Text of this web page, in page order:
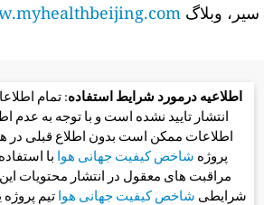
سیر، وبلاگ
اطلاعیه درمورد شرایط استفاده: تمام
انتشار تایید نشده است و با توجه به عدم
اطلاعات ممکن است بدون اطلاع قبلی در
پروژه شاخص کیفیت جهانی هوا با
مراقبت های معقول در انتشار محتویات
شرایطی شاخص کیفیت جهانی هواتیم پروژه